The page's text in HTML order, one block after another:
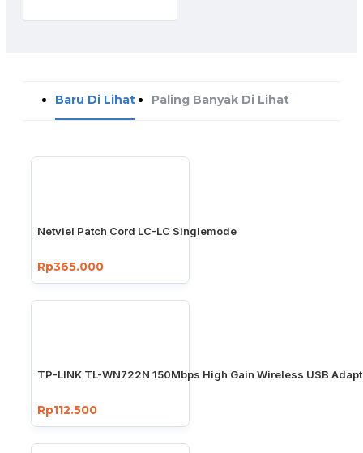
Baru Di Lihat Paling Banyak Di Lihat
Netviel Patch Cord LC-LC Singlemode
Rp365.000
TP-LINK TL-WN722N 150Mbps High Gain Wireless USB
Rp112.500